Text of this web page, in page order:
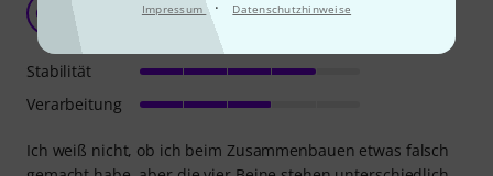
Impressum · Datenschutzhinweise
OM
Olaf Montgomery Jr 20.09.2022
Ich weiß nicht, ob ich beim Zusammenbauen etwas falsch
Stabilität
Verarbeitung